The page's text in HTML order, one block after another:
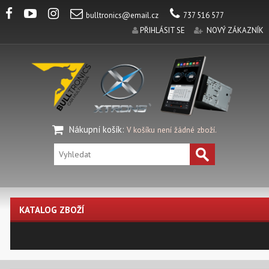
bulltronics@email.cz
737 516 577
PŘIHLÁSIT SE
NOVÝ ZÁKAZNÍK
Nákupní košík: V košíku není žádné zboží.
KATALOG ZBOŽÍ